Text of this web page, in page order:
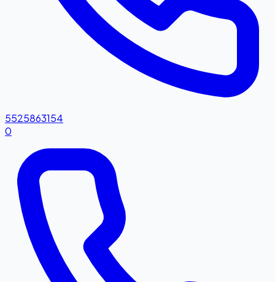
5525863154
0